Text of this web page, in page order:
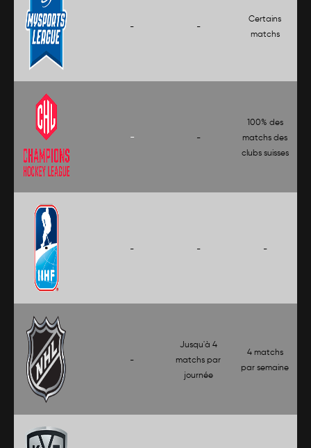
- -
Certains
matchs
- -
100% des
matchs des
clubs suisses
- - -
-
Jusqu'à 4
matchs par
journée
4 matchs
par semaine